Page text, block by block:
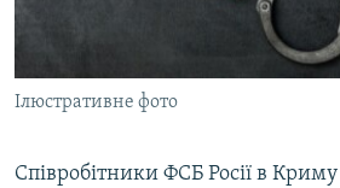
УКРАЇНСЬКА ПРОБЛЕМА КРИМУ
Qırımtatar
Ілюстративне фото
Співробітники ФСБ Росії в